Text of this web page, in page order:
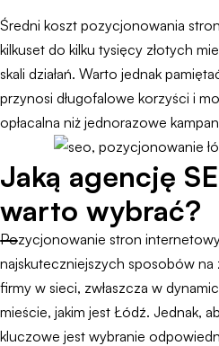
Średni koszt pozycjonowania
kilkuset do kilku tysięcy złotych
skali działań. Warto jednak
przynosi długofalowe korzyści i
opłacalna niż jednorazowe
Jaką agencję
warto wybrać?
Pozycjonowanie stron
najskuteczniejszych sposobów
firmy w sieci, zwłaszcza w
mieście, jakim jest Łódź. Jednak,
kluczowe jest wybranie